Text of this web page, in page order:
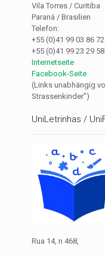
Vila Torres / Curitiba
Paraná / Brasilien
Telefon:
+55 (0)41 99 03 86
+55 (0)41 99 23 29
Internetseite
Facebook-Seite
(Links unabhängig
Strassenkinder")
UniLetrinhas /
Rua 14, n 468,